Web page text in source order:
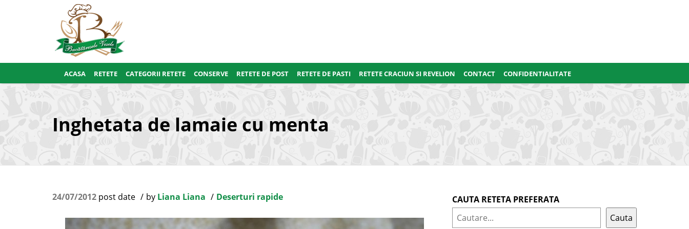
ACASA RETETE CATEGORII RETETE CONSERVE RETETE DE POST RETETE DE PASTI RETETE CRACIUN SI REVELION CONTACT CONFIDENTIALITATE
Inghetata de lamaie cu menta
24/07/2012 post date by Liana Liana Deserturi rapide
CAUTA RETETA PREFERATA
Cauta